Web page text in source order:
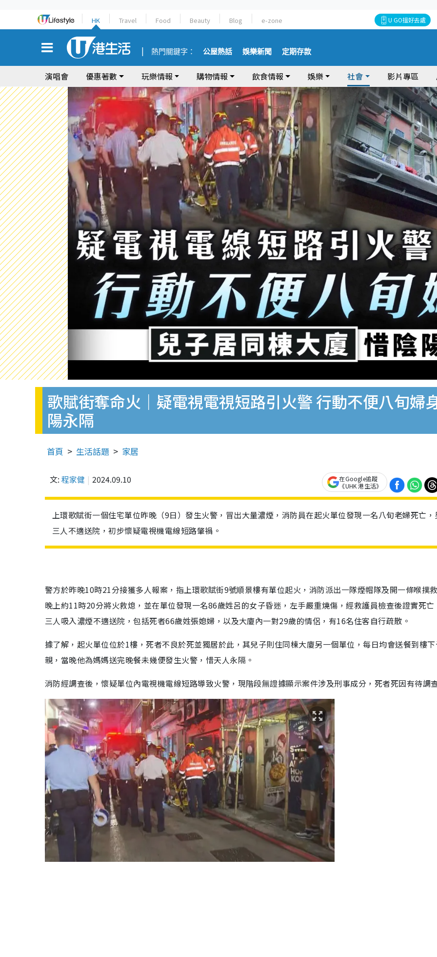
HK Travel Food Beauty Blog e-zone U GO搵好去處
熱門關鍵字： 公屋熱話 娛樂新聞 定期存款
演唱會 優惠著數 玩樂情報 購物情報 飲食情報 娛樂 社會 影片專區
歌賦街奪命火｜疑電視電視短路引火警 行動不便八旬婦
陽永隔
首頁 生活話題 家居
文: 程家健 2024.09.10
在Google追蹤
《UHK 港生活》
上環歌賦街一個住宅單位昨晚（9日）發生火警，冒出大量濃煙，消防員在起火單位發現一名八旬老婦死亡，
三人不適送院，初步懷疑電視機電線短路肇禍。
警方於昨晚10時21分接獲多人報案，指上環歌賦街9號順景樓有單位起火，消防派出一隊煙帽隊及開一條喉撲
晚上約11時20分將火救熄，並在單位發現一名86歲姓呂的女子昏迷，左手嚴重燒傷，經救護員檢查後證實死亡
三人吸入濃煙不適送院，包括死者66歲姓張媳婦，以及大廈內一對29歲的情侶，有16名住客自行疏散。
據了解，起火單位位於1樓，死者不良於死並獨居於此，其兒子則住同棟大廈另一個單位，每日均會送餐到樓
親，當晚他為媽媽送完晚餐未幾便發生火警，惜天人永隔。
消防經調查後，懷疑單位內電視機電線短路導致火警，現階段無證據顯示案件涉及刑事成分，死者死因有待調